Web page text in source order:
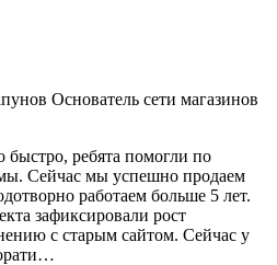
Основатель сети магазинов
быстро, ребята помогли по
Сейчас мы успешно продаем
работаем больше 5 лет.
зафиксировали рост
с старым сайтом. Сейчас у